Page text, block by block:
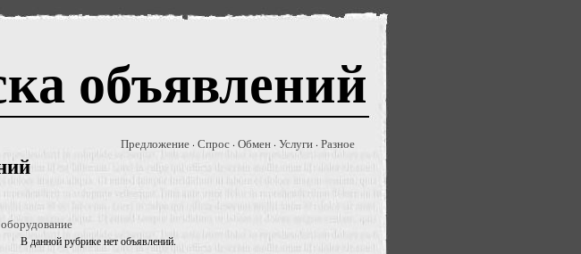
объявлений
Предложение · Спрос · Обмен · Услуги · Разное
В данной рубрике нет объявлений.